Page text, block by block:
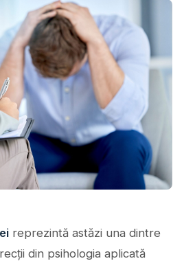
reprezintă astăzi una dintre
din psihologia aplicată